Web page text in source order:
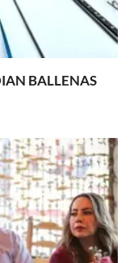
BALLENAS